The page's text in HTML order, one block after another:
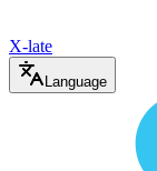
X-late
Language